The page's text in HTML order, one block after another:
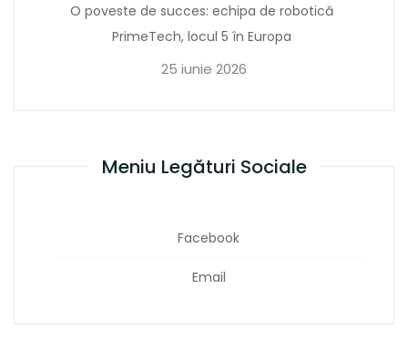
O poveste de succes: echipa de robotică
PrimeTech, locul 5 în Europa
25 iunie 2026
Meniu Legături Sociale
Facebook
Email